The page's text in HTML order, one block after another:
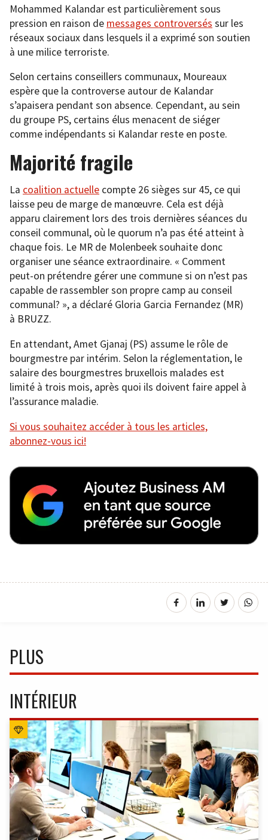
Mohammed Kalandar est particulièrement sous
pression en raison de messages controversés sur les
réseaux sociaux dans lesquels il a exprimé son soutien
à une milice terroriste.
Selon certains conseillers communaux, Moureaux
espère que la controverse autour de Kalandar
s’apaisera pendant son absence. Cependant, au sein
du groupe PS, certains élus menacent de siéger
comme indépendants si Kalandar reste en poste.
Majorité fragile
La coalition actuelle compte 26 sièges sur 45, ce qui
laisse peu de marge de manœuvre. Cela est déjà
apparu clairement lors des trois dernières séances du
conseil communal, où le quorum n’a pas été atteint à
chaque fois. Le MR de Molenbeek souhaite donc
organiser une séance extraordinaire. « Comment
peut-on prétendre gérer une commune si on n’est pas
capable de rassembler son propre camp au conseil
communal? », a déclaré Gloria Garcia Fernandez (MR)
à BRUZZ.
En attendant, Amet Gjanaj (PS) assume le rôle de
bourgmestre par intérim. Selon la réglementation, le
salaire des bourgmestres bruxellois malades est
limité à trois mois, après quoi ils doivent faire appel à
l’assurance maladie.
Si vous souhaitez accéder à tous les articles,
abonnez-vous ici!
PLUS
INTÉRIEUR